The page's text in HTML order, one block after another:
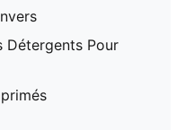
Détergents Pour